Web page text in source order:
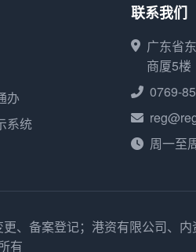
办
系统
联系我们
广东省
商厦5楼
0769-
周一至
、备案登记；港资有限公司、内
有